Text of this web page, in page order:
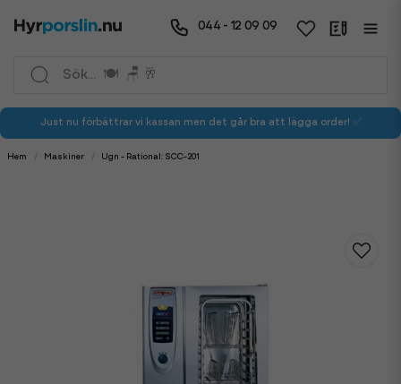
044 - 12 09 09
Just nu förbättrar vi kassan men det går bra att lägga order! ✅
Hem Maskiner Ugn - Rational: SCC-201